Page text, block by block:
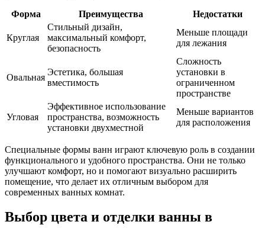
Форма Преимущества Недостатки
Круглая
Стильный дизайн,
максимальный комфорт,
безопасность
Меньше площади
для лежания
Овальная
Эстетика, большая
вместимость
Сложность
установки в
ограниченном
пространстве
Угловая
Эффективное использование
пространства, возможность
установки двухместной
Меньше вариантов
для расположения
Специальные формы ванн играют ключевую роль в создании
функционального и удобного пространства. Они не только
улучшают комфорт, но и помогают визуально расширить
помещение, что делает их отличным выбором для
современных ванных комнат.
Выбор цвета и отделки ванны в